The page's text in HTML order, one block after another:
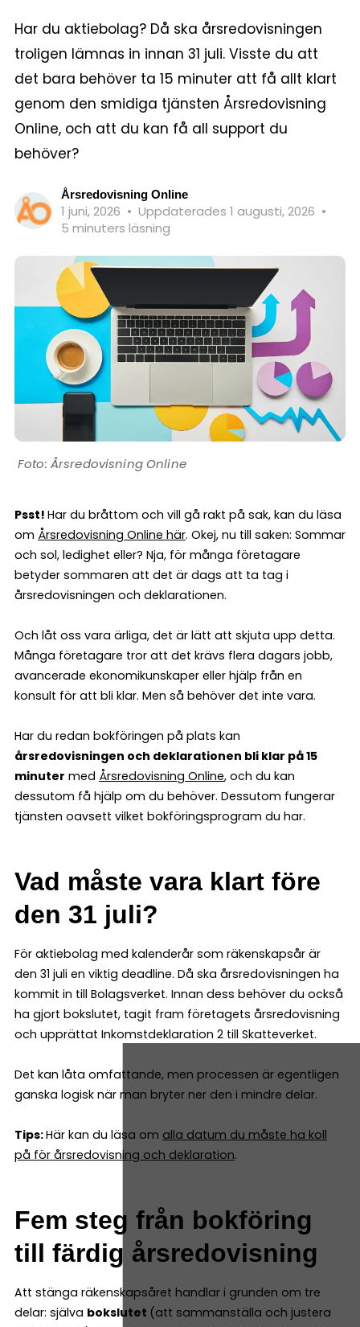
Har du aktiebolag? Då ska årsredovisningen
troligen lämnas in innan 31 juli. Visste du att
det bara behöver ta 15 minuter att få allt klart
genom den smidiga tjänsten Årsredovisning
Online, och att du kan få all support du
behöver?
Årsredovisning Online
1 juni, 2026 • Uppdaterades 1 augusti, 2026 •
5 minuters läsning
Årsredovisning Online
Psst! Har du bråttom och vill gå rakt på sak, kan du läsa
om Årsredovisning Online här. Okej, nu till saken: Sommar
och sol, ledighet eller? Nja, för många företagare
betyder sommaren att det är dags att ta tag i
årsredovisningen och deklarationen.
Och låt oss vara ärliga, det är lätt att skjuta upp detta.
Många företagare tror att det krävs flera dagars jobb,
avancerade ekonomikunskaper eller hjälp från en
konsult för att bli klar. Men så behöver det inte vara.
Har du redan bokföringen på plats kan
årsredovisningen och deklarationen bli klar på 15
minuter med Årsredovisning Online, och du kan
dessutom få hjälp om du behöver. Dessutom fungerar
tjänsten oavsett vilket bokföringsprogram du har.
Vad måste vara klart före
den 31 juli?
För aktiebolag med kalenderår som räkenskapsår är
den 31 juli en viktig deadline. Då ska årsredovisningen ha
kommit in till Bolagsverket. Innan dess behöver du också
ha gjort bokslutet, tagit fram företagets årsredovisning
och upprättat Inkomstdeklaration 2 till Skatteverket.
Det kan låta omfattande, men processen är egentligen
ganska logisk när man bryter ner den i mindre delar.
Tips:Här kan du läsa om alla datum du måste ha koll
på för årsredovisning och deklaration.
Fem steg från bokföring
till färdig årsredovisning
Att stänga räkenskapsåret handlar i grunden om tre
delar: själva bokslutet (att sammanställa och justera